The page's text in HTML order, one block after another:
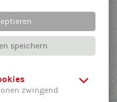
speichern
zwingend